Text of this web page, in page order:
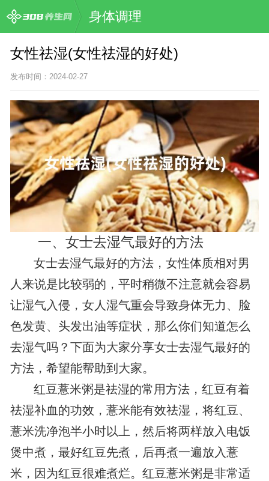
身体调理
女性祛湿(女性祛湿的好处)
发布时间：2024-02-27
一、女士去湿气最好的方法
女士去湿气最好的方法，女性体质相对男
人来说是比较弱的，平时稍微不注意就会容易
让湿气入侵，女人湿气重会导致身体无力、脸
色发黄、头发出油等症状，那么你们知道怎么
去湿气吗？下面为大家分享女士去湿气最好的
方法，希望能帮助到大家。
红豆薏米粥是祛湿的常用方法，红豆有着
祛湿补血的功效，薏米能有效祛湿，将红豆、
薏米洗净泡半小时以上，然后将两样放入电饭
煲中煮，最好红豆先煮，后再煮一遍放入薏
米，因为红豆很难煮烂。红豆薏米粥是非常适